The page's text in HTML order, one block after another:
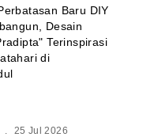
Baru DIY
Desain
Terinspirasi
di
. 25 Jul 2026